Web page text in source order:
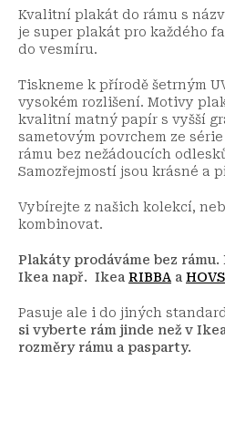
Kvalitní plakát do rámu s
je super plakát pro každého
do vesmíru.
Tiskneme k přírodě šetrným
vysokém rozlišení. Motivy
kvalitní matný papír s vyšší
sametovým povrchem ze
rámu bez nežádoucích
Samozřejmostí jsou krásné a
Vybírejte z našich kolekcí,
kombinovat.
Plakáty prodáváme bez rámu.
Ikea např. Ikea RIBBA a
Pasuje ale i do jiných
si vyberte rám jinde než v
rozměry rámu a pasparty.